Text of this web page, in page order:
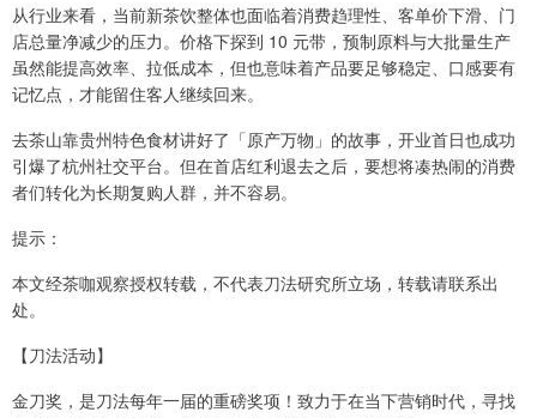
从行业来看，当前新茶饮整体也面临着消费趋理性、客单价下滑、门
店总量净减少的压力。价格下探到 10 元带，预制原料与大批量生产
虽然能提高效率、拉低成本，但也意味着产品要足够稳定、口感要有
记忆点，才能留住客人继续回来。
去茶山靠贵州特色食材讲好了「原产万物」的故事，开业首日也成功
引爆了杭州社交平台。但在首店红利退去之后，要想将凑热闹的消费
者们转化为长期复购人群，并不容易。
提示：
本文经茶咖观察授权转载，不代表刀法研究所立场，转载请联系出
处。
【刀法活动】
金刀奖，是刀法每年一届的重磅奖项！致力于在当下营销时代，寻找